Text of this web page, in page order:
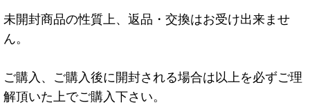
未開封商品の性質上、返品・交換はお受け出来ませ
ん。
ご購入、ご購入後に開封される場合は以上を必ずご理
解頂いた上でご購入下さい。